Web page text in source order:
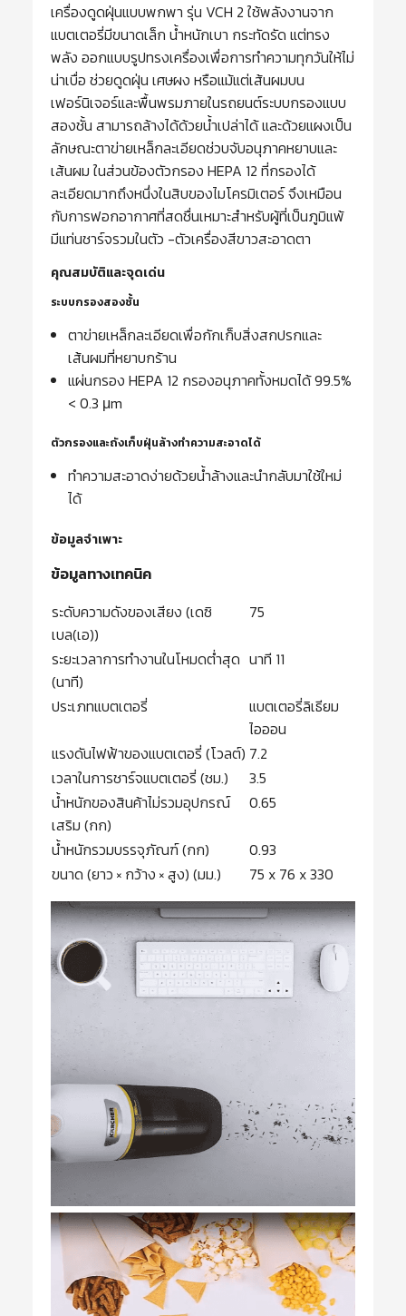
เครื่องดูดฝุ่นแบบพกพา รุ่น VCH 2 ใช้พลังงานจาก
แบตเตอรี่มีขนาดเล็ก น้ำหนักเบา กระทัดรัด แต่ทรง
พลัง ออกแบบรูปทรงเครื่องเพื่อการทำความทุกวันให้ไม่
น่าเบื่อ ช่วยดูดฝุ่น เศษผง หรือแม้แต่เส้นผมบน
เฟอร์นิเจอร์และพื้นพรมภายในรถยนต์ระบบกรองแบบ
สองชั้น สามารถล้างได้ด้วยน้ำเปล่าได้ และด้วยแผงเป็น
ลักษณะตาข่ายเหล็กละเอียดช่วบจับอนุภาคหยาบและ
เส้นผม ในส่วนข้องตัวกรอง HEPA 12 ที่กรองได้
ละเอียดมากถึงหนึ่งในสิบของไมโครมิเตอร์ จึงเหมือน
กับการฟอกอากาศที่สดชื่นเหมาะสำหรับผู้ที่เป็นภูมิแพ้
มีแท่นชาร์จรวมในตัว -ตัวเครื่องสีขาวสะอาดตา
คุณสมบัติและจุดเด่น
ระบบกรองสองชั้น
ตาข่ายเหล็กละเอียดเพื่อกักเก็บสิ่งสกปรกและ
เส้นผมที่หยาบกร้าน
แผ่นกรอง HEPA 12 กรองอนุภาคทั้งหมดได้ 99.5%
< 0.3 μm
ตัวกรองและถังเก็บฝุ่นล้างทำความสะอาดได้
ทำความสะอาดง่ายด้วยน้ำล้างและนำกลับมาใช้ใหม่
ได้
ข้อมูลจำเพาะ
ข้อมูลทางเทคนิค
ระดับความดังของเสียง (เดซิ
เบล(เอ))
75
ระยะเวลาการทำงานในโหมดต่ำสุด
(นาที)
นาที 11
ประเภทแบตเตอรี่
แบตเตอรี่ลิเธียม
ไอออน
แรงดันไฟฟ้าของแบตเตอรี่ (โวลต์) 7.2
เวลาในการชาร์จแบตเตอรี่ (ชม.)
3.5
น้ำหนักของสินค้าไม่รวมอุปกรณ์
เสริม (กก)
0.65
น้ำหนักรวมบรรจุภัณฑ์ (กก)
0.93
ขนาด (ยาว × กว้าง × สูง) (มม.)
75 x 76 x 330